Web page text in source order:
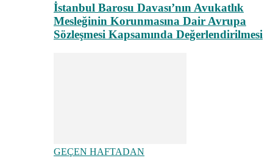
İstanbul Barosu Davası’nın Avukatlık
Mesleğinin Korunmasına Dair Avrupa
Sözleşmesi Kapsamında Değerlendirilmesi
GEÇEN HAFTADAN